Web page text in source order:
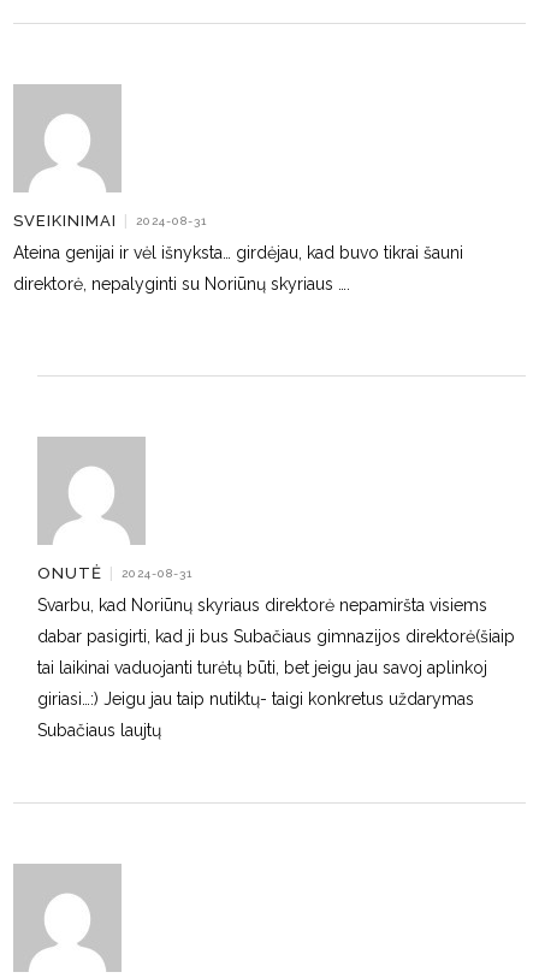
SVEIKINIMAI | 2024-08-31
Ateina genijai ir vėl išnyksta… girdėjau, kad buvo tikrai šauni
direktorė, nepalyginti su Noriūnų skyriaus ….
ONUTĖ | 2024-08-31
Svarbu, kad Noriūnų skyriaus direktorė nepamiršta visiems
dabar pasigirti, kad ji bus Subačiaus gimnazijos direktorė(šiaip
tai laikinai vaduojanti turėtų būti, bet jeigu jau savoj aplinkoj
giriasi…:) Jeigu jau taip nutiktų- taigi konkretus uždarymas
Subačiaus laujtų